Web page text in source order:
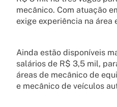
mecânico. Com atuação
exige experiência na área
Ainda estão disponíveis
salários de R$ 3,5 mil,
áreas de mecânico de
e mecânico de veículos